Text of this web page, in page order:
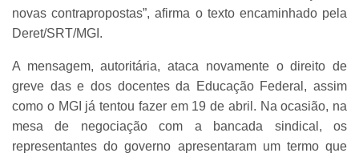
novas contrapropostas”, afirma o texto encaminhado pela
Deret/SRT/MGI.
A mensagem, autoritária, ataca novamente o direito de
greve das e dos docentes da Educação Federal, assim
como o MGI já tentou fazer em 19 de abril. Na ocasião, na
mesa de negociação com a bancada sindical, os
representantes do governo apresentaram um termo que